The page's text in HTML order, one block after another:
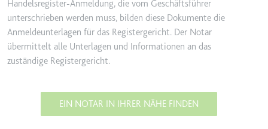
Handelsregister-Anmeldung, die vom Geschäftsführer
unterschrieben werden muss, bilden diese Dokumente die
Anmeldeunterlagen für das Registergericht. Der Notar
übermittelt alle Unterlagen und Informationen an das
zuständige Registergericht.
EIN NOTAR IN IHRER NÄHE FINDEN